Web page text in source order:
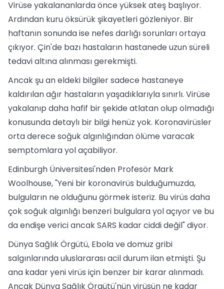
Virüse yakalananlarda önce yüksek ateş başlıyor.
Ardından kuru öksürük şikayetleri gözleniyor. Bir
haftanın sonunda ise nefes darlığı sorunları ortaya
çıkıyor. Çin'de bazı hastaların hastanede uzun süreli
tedavi altına alınması gerekmişti.
Ancak şu an eldeki bilgiler sadece hastaneye
kaldırılan ağır hastaların yaşadıklarıyla sınırlı. Virüse
yakalanıp daha hafif bir şekide atlatan olup olmadığı
konusunda detaylı bir bilgi henüz yok. Koronavirüsler
orta derece soğuk algınlığından ölüme varacak
semptomlara yol açabiliyor.
Edinburgh Üniversitesi'nden Profesör Mark
Woolhouse, "Yeni bir koronavirüs bulduğumuzda,
bulguların ne olduğunu görmek isteriz. Bu virüs daha
çok soğuk algınlığı benzeri bulgulara yol açıyor ve bu
da endişe verici ancak SARS kadar ciddi değil" diyor.
Dünya Sağlık Örgütü, Ebola ve domuz gribi
salgınlarında uluslararası acil durum ilan etmişti. Şu
ana kadar yeni virüs için benzer bir karar alınmadı.
Ancak Dünya Sağlık Örgütü'nün virüsün ne kadar